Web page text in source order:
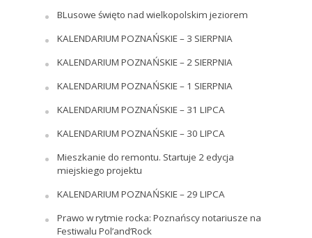
BLusowe święto nad wielkopolskim jeziorem
KALENDARIUM POZNAŃSKIE – 3 SIERPNIA
KALENDARIUM POZNAŃSKIE – 2 SIERPNIA
KALENDARIUM POZNAŃSKIE – 1 SIERPNIA
KALENDARIUM POZNAŃSKIE – 31 LIPCA
KALENDARIUM POZNAŃSKIE – 30 LIPCA
Mieszkanie do remontu. Startuje 2 edycja
miejskiego projektu
KALENDARIUM POZNAŃSKIE – 29 LIPCA
Prawo w rytmie rocka: Poznańscy notariusze na
Festiwalu Pol’and’Rock